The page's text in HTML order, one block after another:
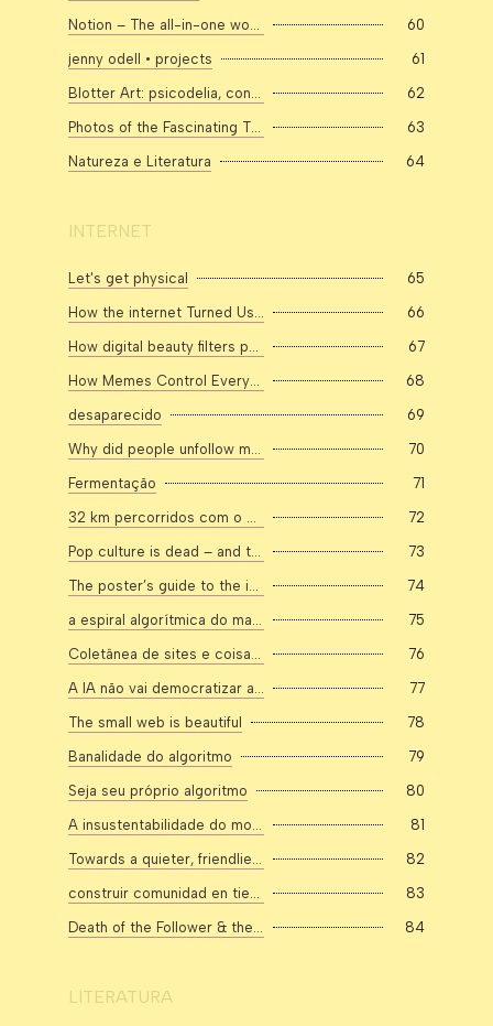
Notion – The all-in-one workspace for your notes, tasks, wikis, and databases. 60
jenny odell • projects 61
Blotter Art: psicodelia, contracultura e colecionismo 62
Photos of the Fascinating Things Women Keep in Their Bags 63
Natureza e Literatura 64
INTERNET
Let's get physical 65
How the internet Turned Us Into Content Machines 66
How digital beauty filters perpetuate colorism 67
How Memes Control Everything 68
desaparecido 69
Why did people unfollow me once I posted my relationship on Instagram? – gal-dem 70
Fermentação 71
32 km percorridos com o dedo 72
Pop culture is dead – and that’s a good thing 73
The poster’s guide to the internet of the future 74
a espiral algorítmica do mau gosto 75
Coletânea de sites e coisas úteis curados pela Alana 76
A IA não vai democratizar a arte. Vai decidir quem consome autoria e quem consome simulacro. A almofada de Natal é só o aviso. 77
The small web is beautiful 78
Banalidade do algoritmo 79
Seja seu próprio algoritmo 80
A insustentabilidade do modelo atual, criadores em burnout 81
Towards a quieter, friendlier web • Cory Dransfeldt 82
construir comunidad en tiempos plasticos 83
Death of the Follower & the Future of Creativity on the Web with Jack Conte 84
LITERATURA